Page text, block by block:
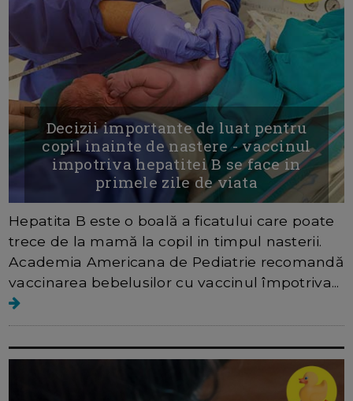
Decizii importante de luat pentru
copil inainte de nastere - vaccinul
impotriva hepatitei B se face in
primele zile de viata
Hepatita B este o boală a ficatului care poate
trece de la mamă la copil in timpul nasterii.
Academia Americana de Pediatrie recomandă
vaccinarea bebelusilor cu vaccinul împotriva...